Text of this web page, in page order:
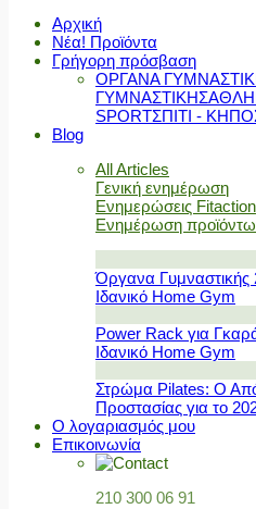
Αρχική
Νέα! Προϊόντα
Γρήγορη πρόσβαση
ΟΡΓΑΝΑ
ΓΥΜΝΑΣΤΙΚΗΣ
SPORTΣΠΙΤΙ -
Blog
All Articles
Γενική ενημέρωση
Ενημερώσεις Fitaction
Ενημέρωση
Όργανα
Ιδανικό Home Gym
Power Rack για
Ιδανικό Home Gym
Στρώμα Pilates: Ο
Προστασίας για το
Ο λογαριασμός μου
Επικοινωνία
210 300 06 91